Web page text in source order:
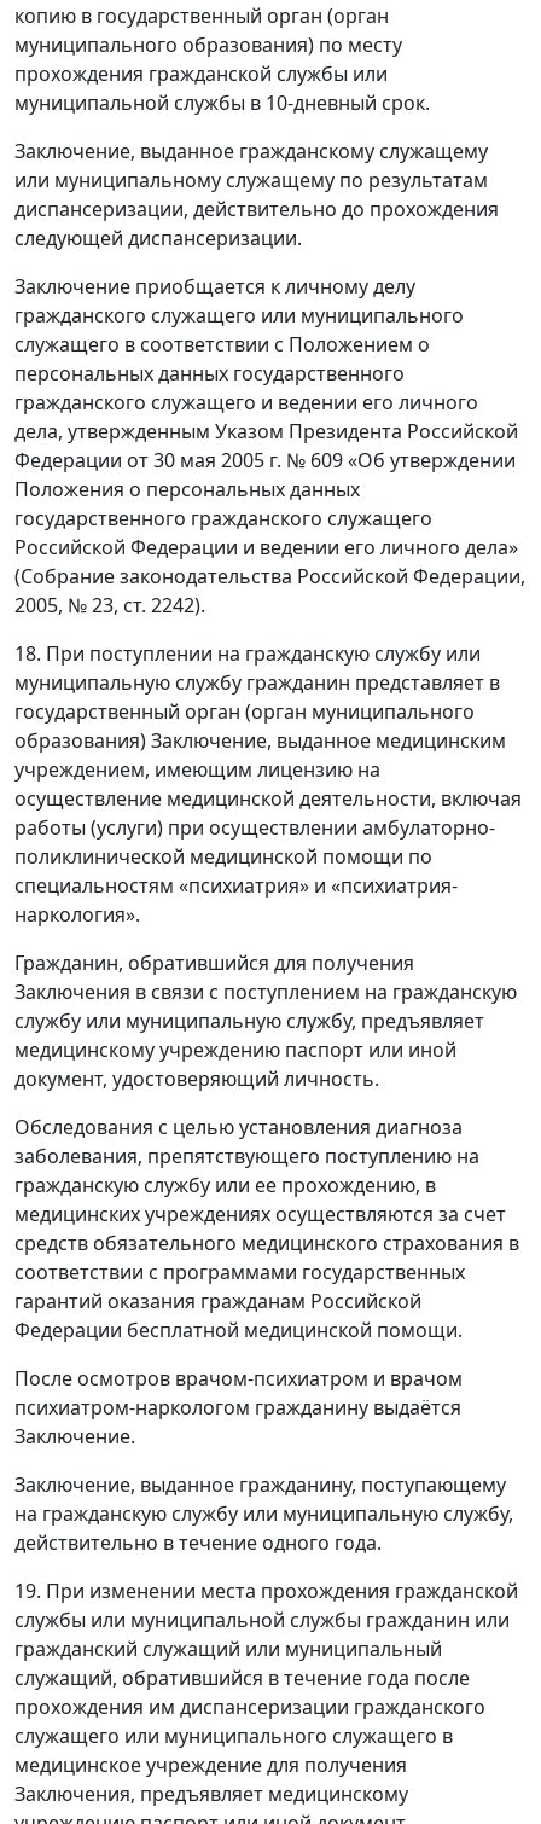
копию в государственный орган (орган
муниципального образования) по месту
прохождения гражданской службы или
муниципальной службы в 10-дневный срок.
Заключение, выданное гражданскому служащему
или муниципальному служащему по результатам
диспансеризации, действительно до прохождения
следующей диспансеризации.
Заключение приобщается к личному делу
гражданского служащего или муниципального
служащего в соответствии с Положением о
персональных данных государственного
гражданского служащего и ведении его личного
дела, утвержденным Указом Президента Российской
Федерации от 30 мая 2005 г. № 609 «Об утверждении
Положения о персональных данных
государственного гражданского служащего
Российской Федерации и ведении его личного дела»
(Собрание законодательства Российской Федерации,
2005, № 23, ст. 2242).
18. При поступлении на гражданскую службу или
муниципальную службу гражданин представляет в
государственный орган (орган муниципального
образования) Заключение, выданное медицинским
учреждением, имеющим лицензию на
осуществление медицинской деятельности, включая
работы (услуги) при осуществлении амбулаторно-
поликлинической медицинской помощи по
специальностям «психиатрия» и «психиатрия-
наркология».
Гражданин, обратившийся для получения
Заключения в связи с поступлением на гражданскую
службу или муниципальную службу, предъявляет
медицинскому учреждению паспорт или иной
документ, удостоверяющий личность.
Обследования с целью установления диагноза
заболевания, препятствующего поступлению на
гражданскую службу или ее прохождению, в
медицинских учреждениях осуществляются за счет
средств обязательного медицинского страхования в
соответствии с программами государственных
гарантий оказания гражданам Российской
Федерации бесплатной медицинской помощи.
После осмотров врачом-психиатром и врачом
психиатром-наркологом гражданину выдаётся
Заключение.
Заключение, выданное гражданину, поступающему
на гражданскую службу или муниципальную службу,
действительно в течение одного года.
19. При изменении места прохождения гражданской
службы или муниципальной службы гражданин или
гражданский служащий или муниципальный
служащий, обратившийся в течение года после
прохождения им диспансеризации гражданского
служащего или муниципального служащего в
медицинское учреждение для получения
Заключения, предъявляет медицинскому